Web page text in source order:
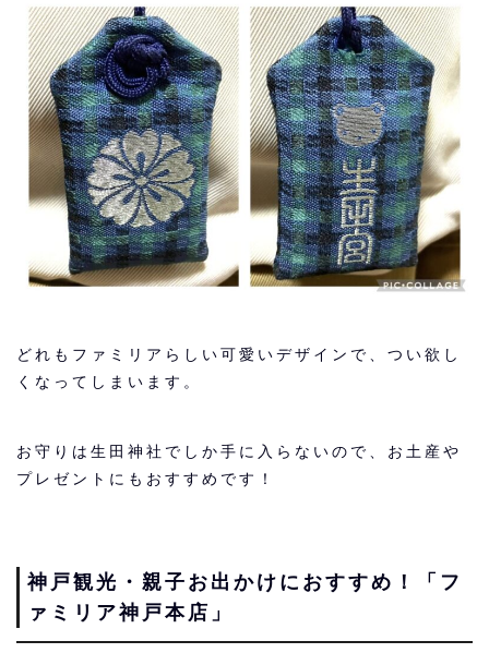
どれもファミリアらしい可愛いデザインで、つい欲し
くなってしまいます。
お守りは生田神社でしか手に入らないので、お土産や
プレゼントにもおすすめです！
神戸観光・親子お出かけにおすすめ！「フ
ァミリア神戸本店」